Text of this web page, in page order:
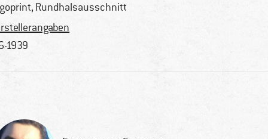
Rundhalsausschnitt
1939